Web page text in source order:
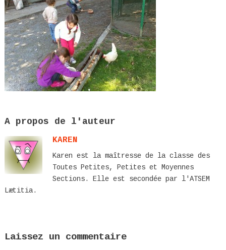
A propos de l'auteur
KAREN
Karen est la maîtresse de la classe des
Toutes Petites, Petites et Moyennes
Sections. Elle est secondée par l'ATSEM
Lætitia.
Laissez un commentaire